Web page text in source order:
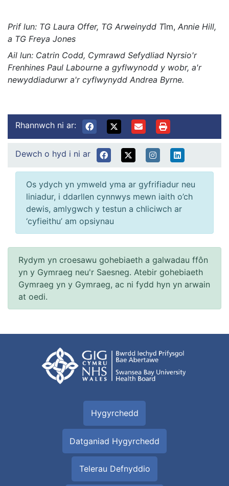
Prif lun: TG Laura Offer, TG Arweinydd Tîm, Annie Hill,
a TG Freya Jones
Ail lun: Catrin Codd, Cymrawd Sefydliad Nyrsio'r
Frenhines Paul Labourne a gyflwynodd y wobr, a'r
newyddiadurwr a'r cyflwynydd Andrea Byrne.
Rhannwch ni ar:
Dewch o hyd i ni ar
Os ydych yn ymweld yma ar gyfrifiadur neu
liniadur, i ddarllen cynnwys mewn iaith o’ch
dewis, amlygwch y testun a chliciwch ar
‘cyfieithu’ am opsiynau
Rydym yn croesawu gohebiaeth a galwadau ffôn
yn y Gymraeg neu'r Saesneg. Atebir gohebiaeth
Gymraeg yn y Gymraeg, ac ni fydd hyn yn arwain
at oedi.
Hygyrchedd
Datganiad Hygyrchedd
Telerau Defnyddio